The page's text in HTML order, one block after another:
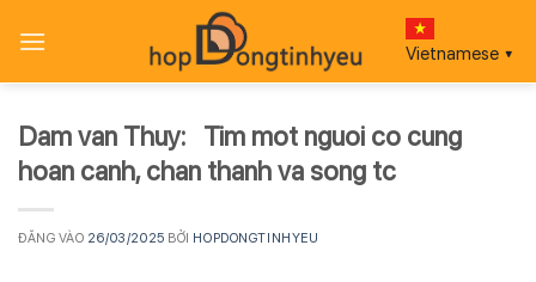
qua
Vietnamese ▼
Dam van Thuy: Tim mot nguoi co cung
hoan canh, chan thanh va song tc
ĐĂNG VÀO 26/03/2025 BỞI HOPDONGTINHYEU